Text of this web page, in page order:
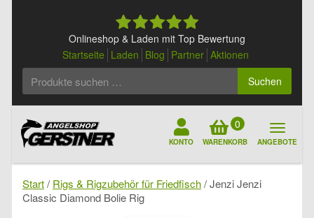
Onlineshop & Laden mit Top Bewertung
Startseite Laden Blog Partner Aktionen
Suchen
KONTO
0
WARENKORB ANGEBOTE
Start/ Rigs & Rigzubehör für Friedfisch/ Jenzi Jenzi
Classic Diamond Bolie Rig